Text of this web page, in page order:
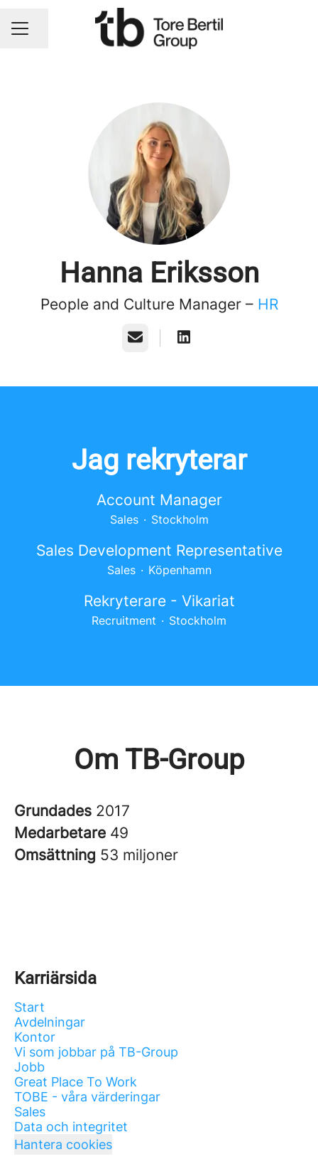
KARRIÄRMENY
Dela sidan
Hanna Eriksson
People and Culture Manager – HR
E-post
Jag rekryterar
Account Manager
Sales · Stockholm
Sales Development Representative
Sales · Köpenhamn
Rekryterare - Vikariat
Recruitment · Stockholm
Om TB-Group
Grundades 2017
Medarbetare 49
Omsättning 53 miljoner
Karriärsida
Start
Avdelningar
Kontor
Vi som jobbar på TB-Group
Jobb
Great Place To Work
TOBE - våra värderingar
Sales
Data och integritet
Hantera cookies